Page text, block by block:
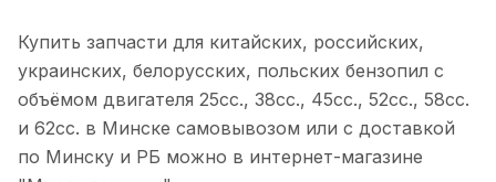
Купить запчасти для китайских, российских,
украинских, белорусских, польских бензопил с
объёмом двигателя 25сс., 38сс., 45сс., 52сс., 58сс.
и 62сс. в Минске самовывозом или с доставкой
по Минску и РБ можно в интернет-магазине